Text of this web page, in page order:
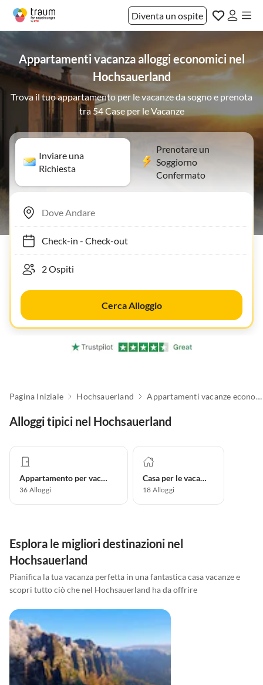
Diventa un ospite
Appartamenti vacanza alloggi economici nel
Hochsauerland
Trova il tuo appartamento per le vacanze da sogno e prenota
tra 54 Case per le Vacanze
Inviare una
Richiesta
Prenotare un
Soggiorno
Confermato
Check-in- Check-out
Cerca Alloggio
Pagina Iniziale Hochsauerland Appartamenti vacanze economici
Alloggi tipici nel Hochsauerland
Appartamento per vacanze
36 Alloggi
Casa per le vacanze
18 Alloggi
Esplora le migliori destinazioni nel
Hochsauerland
Pianifica la tua vacanza perfetta in una fantastica casa vacanze e
scopri tutto ciò che nel Hochsauerland ha da offrire